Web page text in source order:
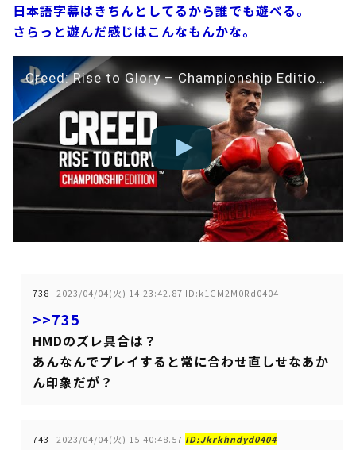
日本語字幕はきちんとしてるから誰でも遊べる。
さらっと遊んだ感じはこんなもんかな。
Creed: Rise to Glory – Championship Edition – Announcement Teaser Trailer | PS VR2
738 : 2023/04/04(火) 14:23:42.87 ID:k1GM2M0Rd0404
>>735
HMDのズレ具合は？
あんなんでプレイすると常に合わせ直しせなあか
ん印象だが？
743 : 2023/04/04(火) 15:40:48.57 ID:Jkrkhndyd0404